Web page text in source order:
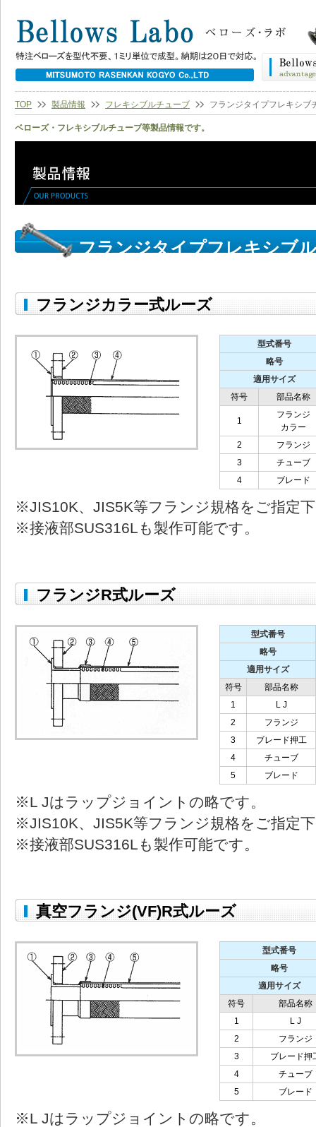
TOP 製品情報 フレキシブルチューブ フランジタイプフレキシブ
ベローズ・フレキシブルチューブ等製品情報です。
フランジタイプフレキシブ
フランジカラー式ルーズ
型式番号
略号
適用サイズ
符号
部品名称
1
フランジ
カラー
2
フランジ
3
チューブ
4
ブレード
※JIS10K、JIS5K等フランジ規格をご指定
※接液部SUS316Lも製作可能です。
フランジR式ルーズ
型式番号
略号
適用サイズ
符号
部品名称
1
L J
2
フランジ
3
ブレード押工
4
チューブ
5
ブレード
※L Jはラップジョイントの略です。
※JIS10K、JIS5K等フランジ規格をご指定
※接液部SUS316Lも製作可能です。
真空フランジ(VF)R式ルーズ
型式番号
略号
適用サイズ
符号
部品名称
1
L J
2
フランジ
3
ブレード押
4
チューブ
5
ブレード
※L Jはラップジョイントの略です。